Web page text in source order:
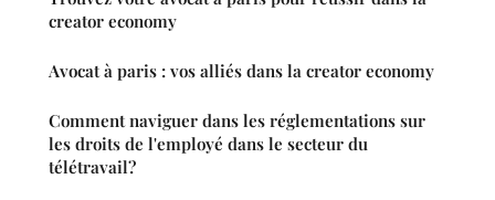
creator economy
Avocat à paris : vos alliés dans la creator economy
Comment naviguer dans les réglementations sur
les droits de l'employé dans le secteur du
télétravail?